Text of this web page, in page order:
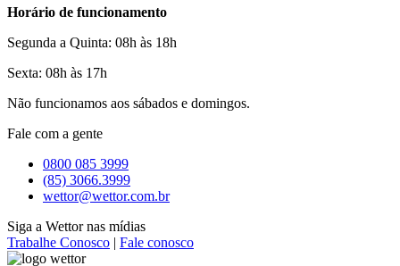
Horário de funcionamento
Segunda a Quinta: 08h às 18h
Sexta: 08h às 17h
Não funcionamos aos sábados e domingos.
Fale com a gente
0800 085 3999
(85) 3066.3999
wettor@wettor.com.br
Siga a Wettor nas mídias
Trabalhe Conosco | Fale conosco